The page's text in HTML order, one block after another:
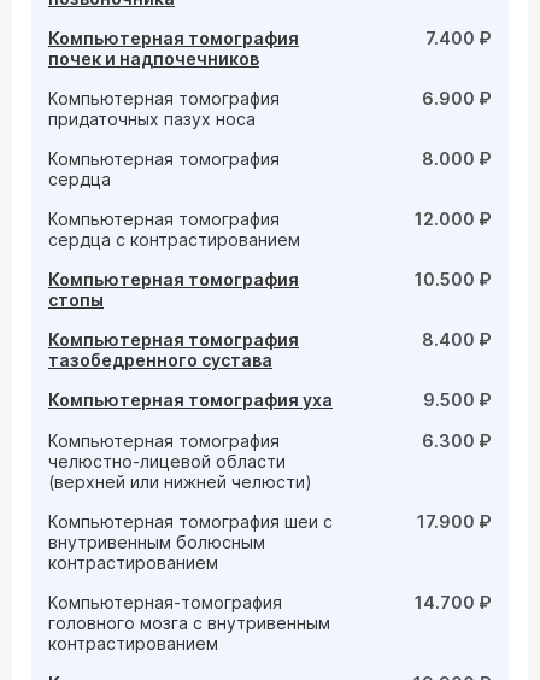
Компьютерная томография
почек и надпочечников
7.400 ₽
Компьютерная томография
придаточных пазух носа
6.900 ₽
Компьютерная томография
сердца
8.000 ₽
Компьютерная томография
сердца с контрастированием
12.000 ₽
Компьютерная томография
стопы
10.500 ₽
Компьютерная томография
тазобедренного сустава
8.400 ₽
Компьютерная томография уха
9.500 ₽
Компьютерная томография
челюстно-лицевой области
(верхней или нижней челюсти)
6.300 ₽
Компьютерная томография шеи с
внутривенным болюсным
контрастированием
17.900 ₽
Компьютерная-томография
головного мозга с внутривенным
контрастированием
14.700 ₽